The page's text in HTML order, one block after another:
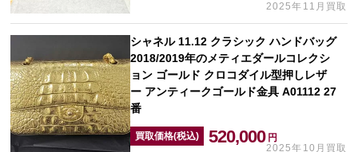
2025年11月買取
シャネル 11.12 クラシック ハンドバッグ
2018/2019年のメティエダールコレクシ
ョン ゴールド クロコダイル型押しレザ
ー アンティークゴールド金具 A01112 27
番
買取価格(税込) 520,000 円
2025年10月買取